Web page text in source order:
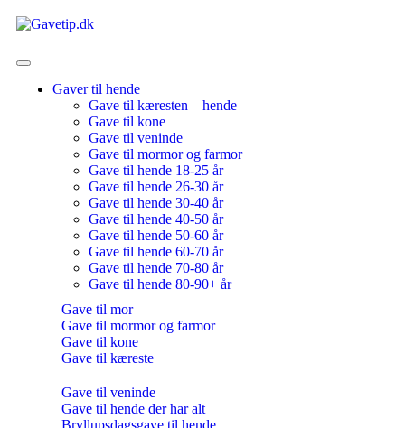
Gaver til hende
Gave til kæresten – hende
Gave til kone
Gave til veninde
Gave til mormor og farmor
Gave til hende 18-25 år
Gave til hende 26-30 år
Gave til hende 30-40 år
Gave til hende 40-50 år
Gave til hende 50-60 år
Gave til hende 60-70 år
Gave til hende 70-80 år
Gave til hende 80-90+ år
Gave til mor
Gave til mormor og farmor
Gave til kone
Gave til kæreste
Gave til veninde
Gave til hende der har alt
Bryllupsdagsgave til hende